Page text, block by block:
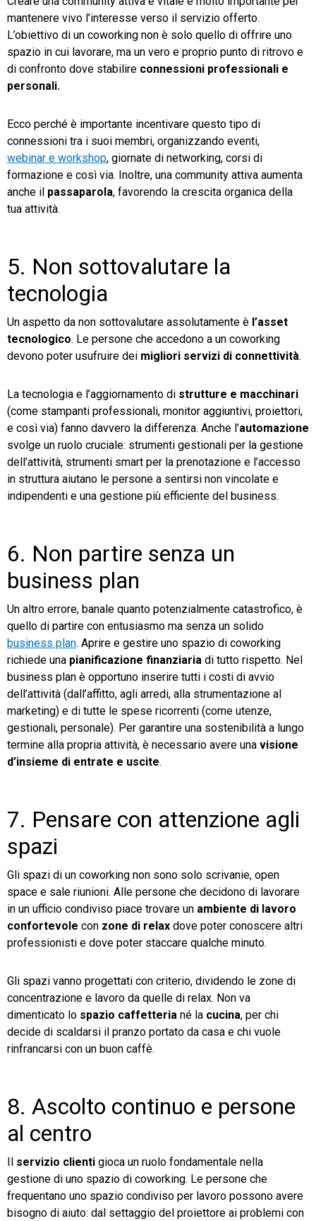
mantenere vivo l’interesse verso il servizio offerto.
L’obiettivo di un coworking non è solo quello di offrire uno
spazio in cui lavorare, ma un vero e proprio punto di ritrovo e
di confronto dove stabilire connessioni professionali e
personali.
Ecco perché è importante incentivare questo tipo di
connessioni tra i suoi membri, organizzando eventi,
webinar e workshop, giornate di networking, corsi di
formazione e così via. Inoltre, una community attiva aumenta
anche il passaparola, favorendo la crescita organica della
tua attività.
5. Non sottovalutare la
tecnologia
Un aspetto da non sottovalutare assolutamente è l’asset
tecnologico. Le persone che accedono a un coworking
devono poter usufruire dei migliori servizi di connettività.
La tecnologia e l’aggiornamento di strutture e macchinari
(come stampanti professionali, monitor aggiuntivi, proiettori,
e così via) fanno davvero la differenza. Anche l’automazione
svolge un ruolo cruciale: strumenti gestionali per la gestione
dell’attività, strumenti smart per la prenotazione e l’accesso
in struttura aiutano le persone a sentirsi non vincolate e
indipendenti e una gestione più efficiente del business.
6. Non partire senza un
business plan
Un altro errore, banale quanto potenzialmente catastrofico, è
quello di partire con entusiasmo ma senza un solido
business plan. Aprire e gestire uno spazio di coworking
richiede una pianificazione finanziaria di tutto rispetto. Nel
business plan è opportuno inserire tutti i costi di avvio
dell’attività (dall’affitto, agli arredi, alla strumentazione al
marketing) e di tutte le spese ricorrenti (come utenze,
gestionali, personale). Per garantire una sostenibilità a lungo
termine alla propria attività, è necessario avere una visione
d’insieme di entrate e uscite.
7. Pensare con attenzione agli
spazi
Gli spazi di un coworking non sono solo scrivanie, open
space e sale riunioni. Alle persone che decidono di lavorare
in un ufficio condiviso piace trovare un ambiente di lavoro
confortevole con zone di relax dove poter conoscere altri
professionisti e dove poter staccare qualche minuto.
Gli spazi vanno progettati con criterio, dividendo le zone di
concentrazione e lavoro da quelle di relax. Non va
dimenticato lo spazio caffetteria né la cucina, per chi
decide di scaldarsi il pranzo portato da casa e chi vuole
rinfrancarsi con un buon caffè.
8. Ascolto continuo e persone
al centro
servizio clienti gioca un ruolo fondamentale nella
gestione di uno spazio di coworking. Le persone che
frequentano uno spazio condiviso per lavoro possono avere
bisogno di aiuto: dal settaggio del proiettore ai problemi con